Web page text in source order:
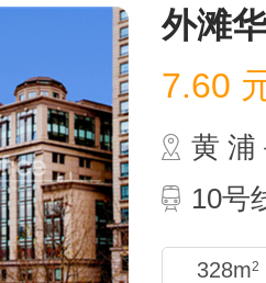
外滩
7.60
黄 浦
10号
328m2